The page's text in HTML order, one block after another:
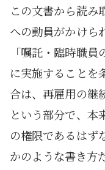
この文書から読み
への動員がかけら
「嘱託・臨時職
に実施することを
合は、再雇用の継
という部分で、本
の権限であるはず
かのような書き方だ